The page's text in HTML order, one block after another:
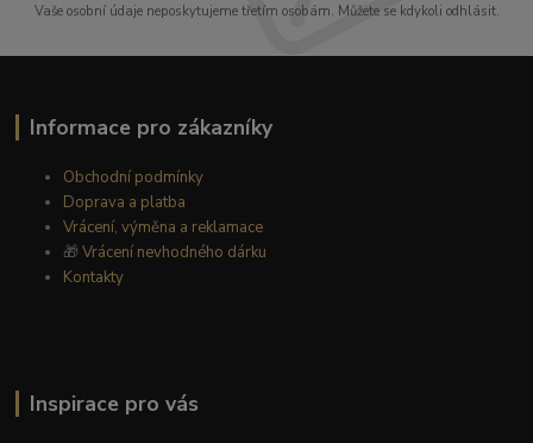
Vaše osobní údaje neposkytujeme třetím osobám. Můžete se kdykoli odhlásit.
Informace pro zákazníky
Obchodní podmínky
Doprava a platba
Vrácení, výměna a reklamace
🎁Vrácení nevhodného dárku
Kontakty
Inspirace pro vás